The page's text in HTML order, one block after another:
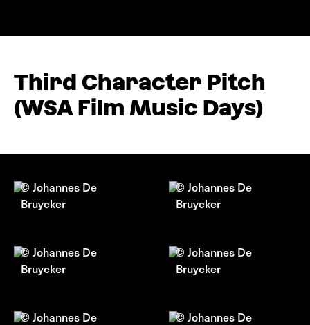
Third Character Pitch
(WSA Film Music Days)
© Johannes De
Bruycker
© Johannes De
Bruycker
© Johannes De
Bruycker
© Johannes De
Bruycker
© Johannes De
© Johannes De